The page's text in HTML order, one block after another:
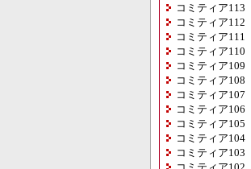
コミティア113
コミティア112
コミティア111
コミティア110
コミティア109
コミティア108
コミティア107
コミティア106
コミティア105
コミティア104
コミティア103